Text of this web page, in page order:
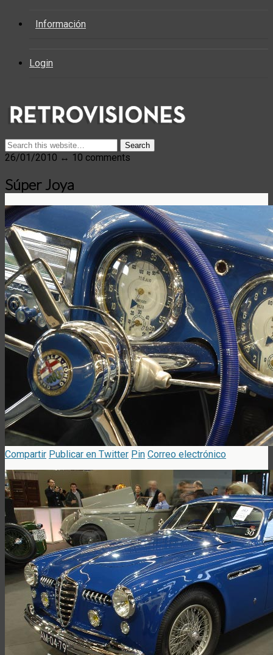
Información
Login
26/01/2010 ↔ 10 comments
Súper Joya
Compartir Publicar en Twitter Pin Correo electrónico